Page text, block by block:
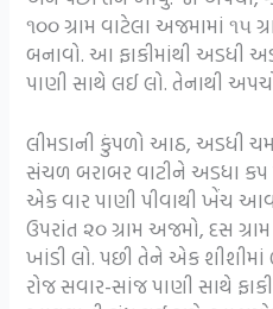
૧૦૦ ગ્રામ વાટેલા અજમામાં ૧૫
બનાવો. આ ફાકીમાંથી અડધી
પાણી સાથે લઈ લો. તેનાથી
લીમડાની કુંપળો આઠ, અડધી
સંચળ બરાબર વાટીને અડધા કપ
એક વાર પાણી પીવાથી ખેંચ
ઉપરાંત ૨૦ ગ્રામ અજમો, દસ
ખાંડી લો. પછી તેને એક શીશીમાં
રોજ સવાર-સાંજ પાણી સાથે